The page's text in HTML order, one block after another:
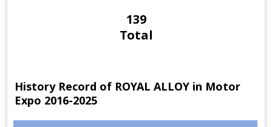
139
Total
History Record of ROYAL ALLOY in Motor
Expo 2016-2025